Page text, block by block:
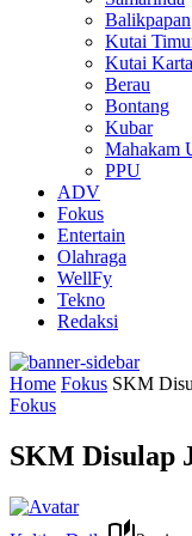
Balikpapan
Kutai
Kutai
Berau
Bontang
Kubar
Mahakam
PPU
ADV
Fokus
Entertain
Olahraga
WellFy
Tekno
Redaksi
Home Fokus SKM
Fokus
SKM Disulap